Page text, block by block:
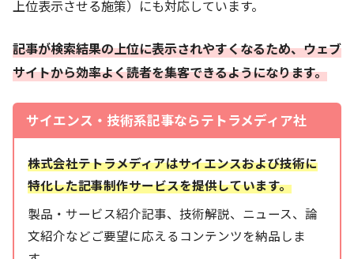
上位表示させる施策）にも対応しています。
記事が検索結果の上位に表示されやすくなるため、ウェブ
サイトから効率よく読者を集客できるようになります。
サイエンス・技術系記事ならテトラメディア社
株式会社テトラメディアはサイエンスおよび技術に
特化した記事制作サービスを提供しています。
製品・サービス紹介記事、技術解説、ニュース、論
文紹介などご要望に応えるコンテンツを納品しま